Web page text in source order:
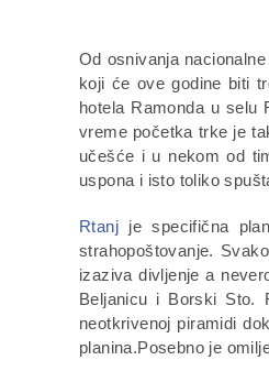
Od osnivanja
koji će ove godine biti
hotela Ramonda u selu
vreme početka trke je
učešće i u nekom od
uspona i isto toliko
Rtanj je specifična
strahopoštovanje.
izaziva divljenje a
Beljanicu i Borski Sto.
neotkrivenoj piramidi
planina.Posebno je